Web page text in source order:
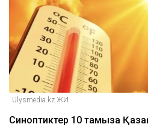
Ulysmedia.kz ЖИ
Синоптиктер 10 тамызға